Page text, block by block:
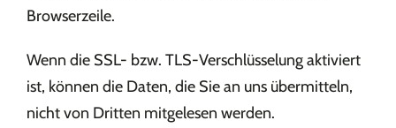
Browserzeile.
Wenn die SSL- bzw. TLS-Verschlüsselung aktiviert
ist, können die Daten, die Sie an uns übermitteln,
nicht von Dritten mitgelesen werden.